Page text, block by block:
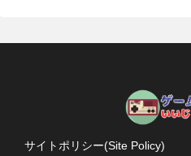
サイトポリシー(Site Policy)